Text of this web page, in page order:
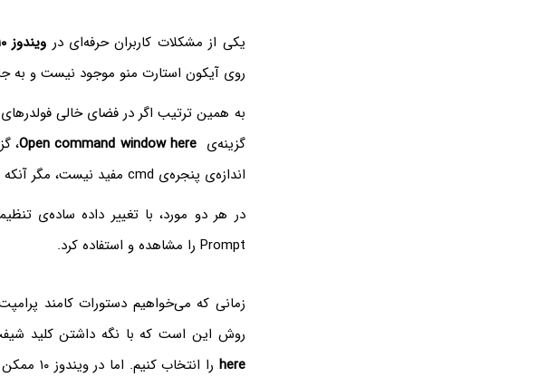
یکی از مشکلات کاربران حرفه‌ای در ویندوز ۱۰
روی آیکون استارت منو موجود نیست و به
به همین ترتیب اگر در فضای خالی فولدرهای
گزینه‌ی Open command window here،
اندازه‌ی پنجره‌ی cmd‌ مفید نیست، مگر آنکه کاربر با دستورات مفید پاورشل ویندوز ۱۰ آشنایی داشته باشد.
در هر دو مورد، با تغییر داده ساده‌ی تنظیمات ویندوز
Prompt را مشاهده و استفاده کرد.
زمانی که می‌خواهیم دستورات کامند
روش این است که با نگه داشتن کلید
here
را